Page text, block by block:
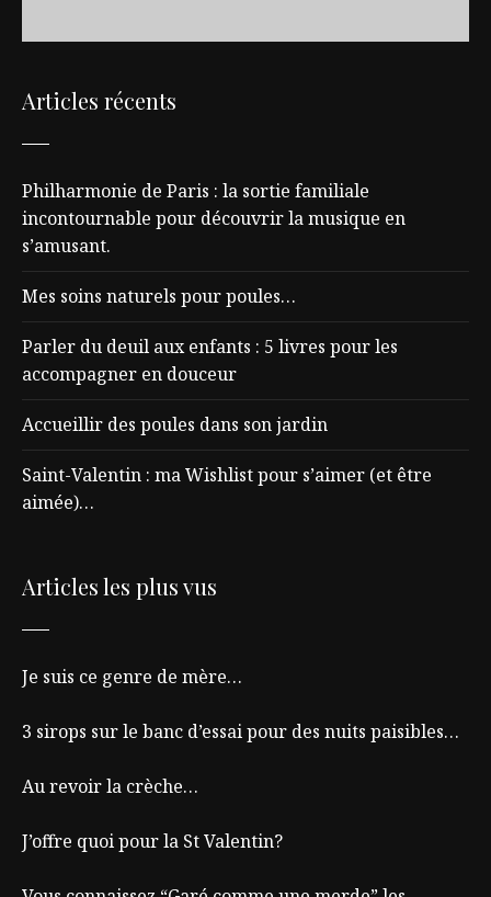
Articles récents
Philharmonie de Paris : la sortie familiale
incontournable pour découvrir la musique en
s’amusant.
Mes soins naturels pour poules…
Parler du deuil aux enfants : 5 livres pour les
accompagner en douceur
Accueillir des poules dans son jardin
Saint-Valentin : ma Wishlist pour s’aimer (et être
aimée)…
Articles les plus vus
Je suis ce genre de mère…
3 sirops sur le banc d’essai pour des nuits paisibles…
Au revoir la crèche…
J’offre quoi pour la St Valentin?